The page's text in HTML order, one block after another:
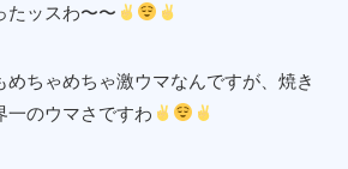
たッスわ〜〜
ちゃめちゃ激ウマなんですが、焼き
一のウマさですわ